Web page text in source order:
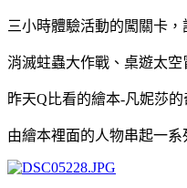
三小時體驗活動的闖關卡
消滅蛀蟲大作戰、桌遊太
昨天Q比看的繪本-凡妮莎
由繪本裡面的人物串起一系